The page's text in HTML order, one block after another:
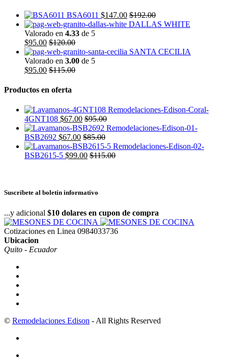
BSA6011 $147.00 $192.00
DALLAS WHITE
Valorado en 4.33 de 5
$95.00 $120.00
SANTA CECILIA
Valorado en 3.00 de 5
$95.00 $115.00
Productos en oferta
4GNT108 $67.00 $95.00
BSB2692 $67.00 $85.00
BSB2615-5 $99.00 $115.00
Suscríbete al boletín informativo
...y adicional $10 dolares en cupon de compra
Cotizaciones en Linea 0984033736
Ubicacion
Quito - Ecuador
© Remodelaciones Edison - All Rights Reserved